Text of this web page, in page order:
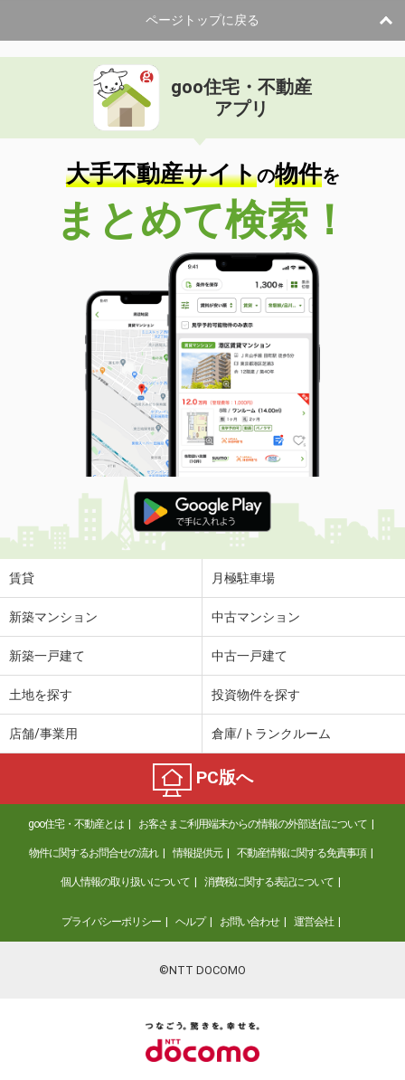
ページトップに戻る
goo住宅・不動産
アプリ
大手不動産サイトの物件を
まとめて検索！
賃貸 月極駐車場
新築マンション 中古マンション
新築一戸建て 中古一戸建て
土地を探す 投資物件を探す
店舗/事業用 倉庫/トランクルーム
PC版へ
goo住宅・不動産とは お客さまご利用端末からの情報の外部送信について
物件に関するお問合せの流れ 情報提供元 不動産情報に関する免責事項
個人情報の取り扱いについて 消費税に関する表記について
プライバシーポリシー ヘルプ お問い合わせ 運営会社
©NTT DOCOMO